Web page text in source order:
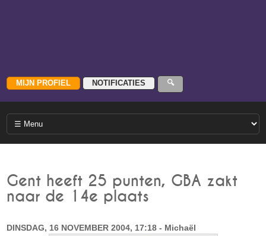
Gent heeft 25 punten, GBA zakt
naar de 14e plaats
DINSDAG, 16 NOVEMBER 2004, 17:18 - Michaël